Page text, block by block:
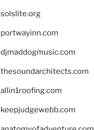
solslite.org
portwayinn.com
djmaddogmusic.com
thesoundarchitects.com
allin1roofing.com
keepjudgewebb.com